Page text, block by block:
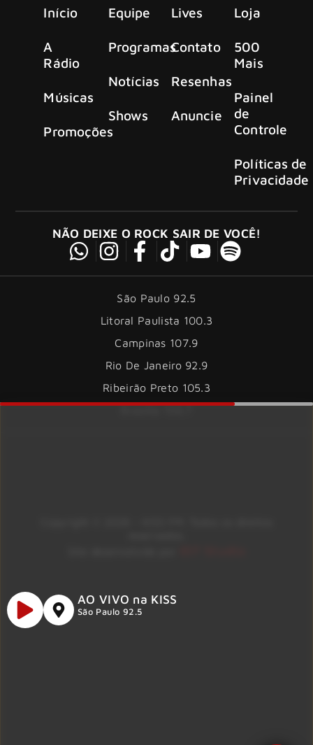
Início
A
Rádio
Músicas
Promoções
Equipe
Programas
Notícias
Shows
Lives
Contato
Resenhas
Anuncie
Loja
500
Mais
Painel
de
Controle
Políticas de
Privacidade
NÃO DEIXE O ROCK SAIR DE VOCÊ!
São Paulo 92.5
Litoral Paulista 100.3
Campinas 107.9
Rio De Janeiro 92.9
Ribeirão Preto 105.3
Brasília 106.7
AO VIVO na KISS
São Paulo 92.5